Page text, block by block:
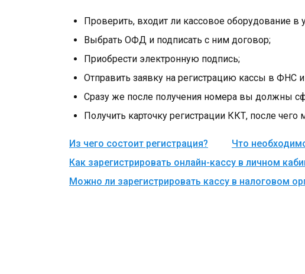
Проверить, входит ли кассовое оборудование
Выбрать ОФД и подписать с ним договор;
Приобрести электронную подпись;
Отправить заявку на регистрацию кассы в ФНС
Сразу же после получения номера вы должны
Получить карточку регистрации ККТ, после
Из чего состоит регистрация?
Что
Как зарегистрировать онлайн-кассу в личном
Можно ли зарегистрировать кассу в налоговом